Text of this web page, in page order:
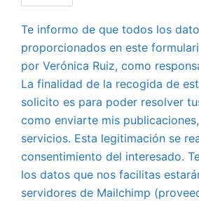
Te informo de que todos los
proporcionados en este
por Verónica Ruiz, como
La finalidad de la recogida de
solicito es para poder resolver
como enviarte mis
servicios. Esta legitimación se
consentimiento del interesado.
los datos que nos facilitas
servidores de Mailchimp